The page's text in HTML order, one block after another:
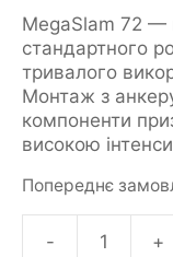
MegaSlam 72 —
стандартного
тривалого
Монтаж з
компоненти
високою
Попереднє
- +